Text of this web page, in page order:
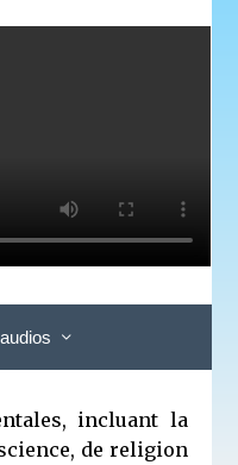
incluant la
de religion